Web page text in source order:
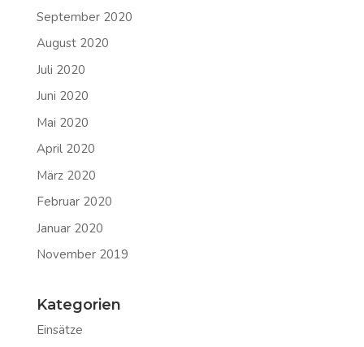
September 2020
August 2020
Juli 2020
Juni 2020
Mai 2020
April 2020
März 2020
Februar 2020
Januar 2020
November 2019
Kategorien
Einsätze